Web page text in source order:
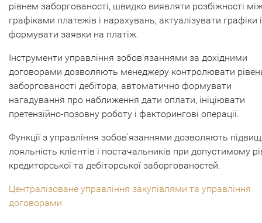
рівнем заборгованості, швидко виявляти розбіжності
графіками платежів і нарахувань, актуалізувати графіки і
формувати заявки на платіж.
Інструменти управління зобов'язаннями за дохідними
договорами дозволяють менеджеру контролювати
заборгованості дебітора, автоматично формувати
нагадування про наближення дати оплати, ініціювати
претензійно-позовну роботу і факторингові операції.
Функції з управління зобов'язаннями дозволяють
лояльність клієнтів і постачальників при допустимому
кредиторської та дебіторської заборгованостей.
Централізоване управління закупівлями та управління
договорами